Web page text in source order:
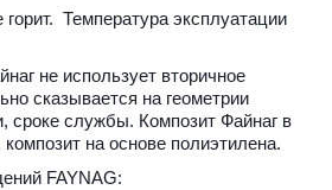
Температура эксплуатации
не использует вторичное
сказывается на геометрии
сроке службы. Композит Файнаг в
композит на основе полиэтилена.
FAYNAG: